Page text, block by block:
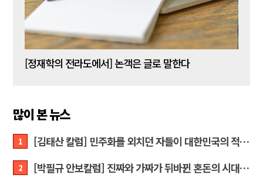
[정재학의 전라도에서] 논객은 글로 말한다
많이 본 뉴스
1 [김태산 칼럼] 민주화를 외치던 자들이 대한민국의 적이고 간첩이었다
2 [박필규 안보칼럼] 진짜와 가짜가 뒤바뀐 혼돈의 시대, 안보 파탄은 막아야